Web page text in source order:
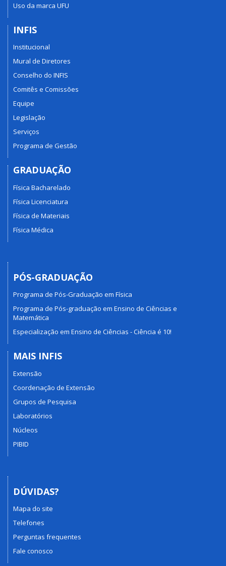
Uso da marca UFU
INFIS
Institucional
Mural de Diretores
Conselho do INFIS
Comitês e Comissões
Equipe
Legislação
Serviços
Programa de Gestão
GRADUAÇÃO
Física Bacharelado
Física Licenciatura
Física de Materiais
Física Médica
PÓS-GRADUAÇÃO
Programa de Pós-Graduação em Física
Programa de Pós-graduação em Ensino de Ciências e
Matemática
Especialização em Ensino de Ciências - Ciência é 10!
MAIS INFIS
Extensão
Coordenação de Extensão
Grupos de Pesquisa
Laboratórios
Núcleos
PIBID
DÚVIDAS?
Mapa do site
Telefones
Perguntas frequentes
Fale conosco